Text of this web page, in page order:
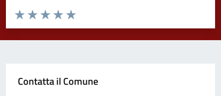
Valuta da 1 a 5 stelle la pagina
Valuta 5 stelle su 5
Valuta 4 stelle su 5
Valuta 3 stelle su 5
Valuta 2 stelle su 5
Valuta 1 stelle su 5
Contatta il Comune